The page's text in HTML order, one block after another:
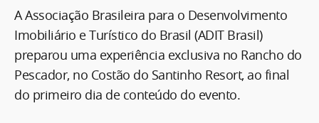
A Associação Brasileira para o Desenvolvimento
Imobiliário e Turístico do Brasil (ADIT Brasil)
preparou uma experiência exclusiva no Rancho do
Pescador, no Costão do Santinho Resort, ao final
do primeiro dia de conteúdo do evento.